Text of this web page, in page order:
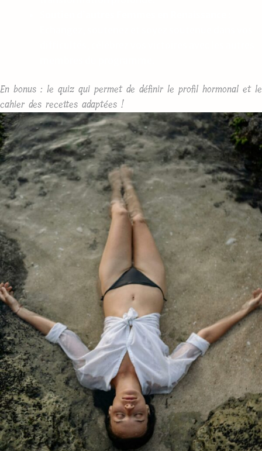
En bonus : le quiz qui permet de définir le profil hormonal et le
cahier des recettes adaptées !